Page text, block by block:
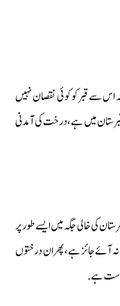
اس سے قبر کو کوئی نقصان نہیں
میں ہے، درخت کی آمدنی
کی خالی جگہ میں ایسے طور پر
آئے جائز ہے، پھر ان درختوں
درست ہے.